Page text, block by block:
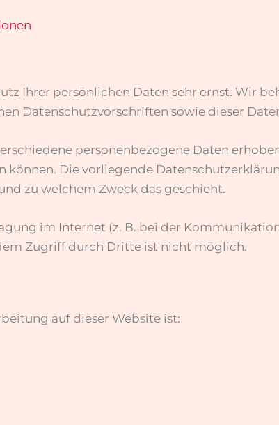
Ihrer persönlichen Daten sehr ernst. Wir
Datenschutzvorschriften sowie dieser
personenbezogene Daten
Die vorliegende
zu welchem Zweck das geschieht.
im Internet (z. B. bei der
Zugriff durch Dritte ist nicht möglich.
auf dieser Website ist: